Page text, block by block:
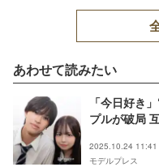
あわせて読みたい
「今日好き
プルが破局
2025.10.24 11:41
モデルプレス